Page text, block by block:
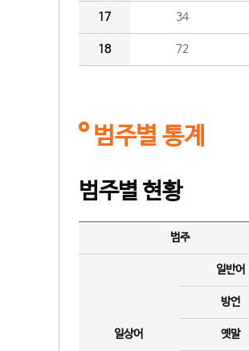
17 34
18 72
범주별 통계
범주별 현황
범주
일상어
일반어
방언
옛말